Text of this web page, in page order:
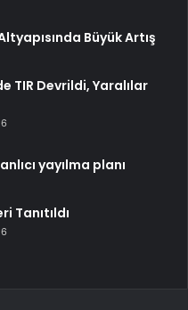
Büyük Artış
TIR Devrildi, Yaralılar
yayılma planı
Tanıtıldı